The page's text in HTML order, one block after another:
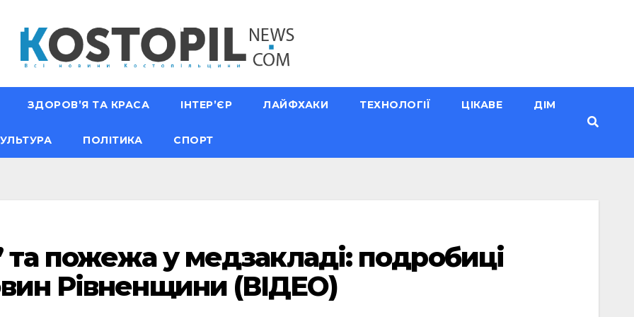
ЗДОРОВ’Я ТА КРАСА ІНТЕР’ЄР ЛАЙФХАКИ ТЕХНОЛОГІЇ ЦІКАВЕ ДІМ
ПОЛІТИКА СПОРТ
та пожежа у медзакладі: подробиці
Рівненщини (ВІДЕО)